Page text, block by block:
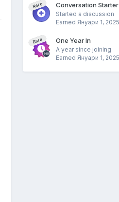
Rare Conversation Starter
Started a discussion
Earned Януари 1, 2025
Rare One Year In
A year since joining
Earned Януари 1, 2025